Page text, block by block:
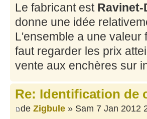
Le fabricant est
donne une idée
L'ensemble a une valeur
faut regarder les prix
vente aux enchères sur
Re: Identification de
de Zigbule » Sam 7 Jan 2012